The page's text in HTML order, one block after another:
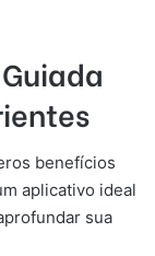
benefícios
aplicativo ideal
sua